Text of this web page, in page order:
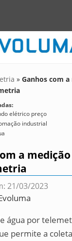
» Ganhos com
elétrico preço
industrial
a
21/03/2023
água por
permite a